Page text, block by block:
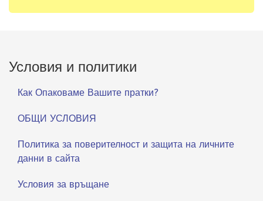
Условия и политики
Как Опаковаме Вашите пратки?
ОБЩИ УСЛОВИЯ
Политика за поверителност и защита на личните
данни в сайта
Условия за връщане